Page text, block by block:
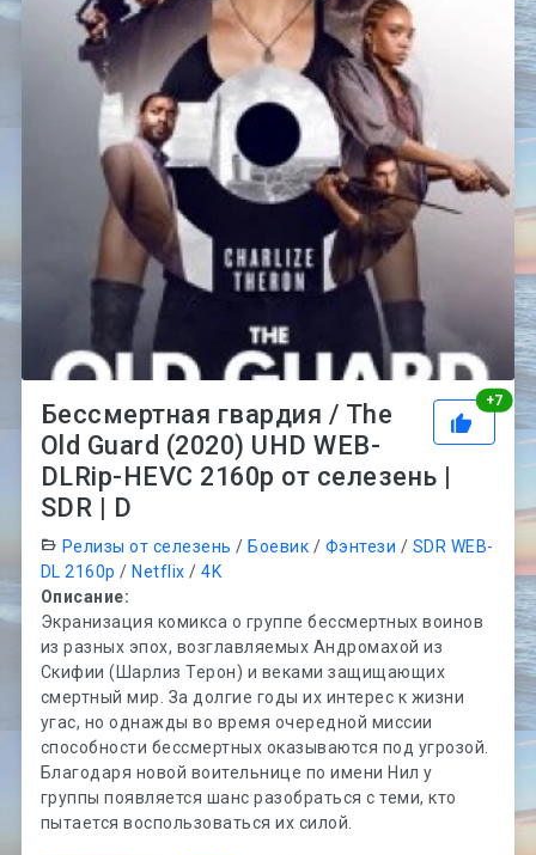
+7
Бессмертная гвардия / The
Old Guard (2020) UHD WEB-
DLRip-HEVC 2160p от селезень |
SDR | D
Релизы от селезень / Боевик / Фэнтези / SDR WEB-
DL 2160p / Netflix /4K
Описание:
Экранизация комикса о группе бессмертных воинов
из разных эпох, возглавляемых Андромахой из
Скифии (Шарлиз Терон) и веками защищающих
смертный мир. За долгие годы их интерес к жизни
угас, но однажды во время очередной миссии
способности бессмертных оказываются под угрозой.
Благодаря новой воительнице по имени Нил у
группы появляется шанс разобраться с теми, кто
пытается воспользоваться их силой.